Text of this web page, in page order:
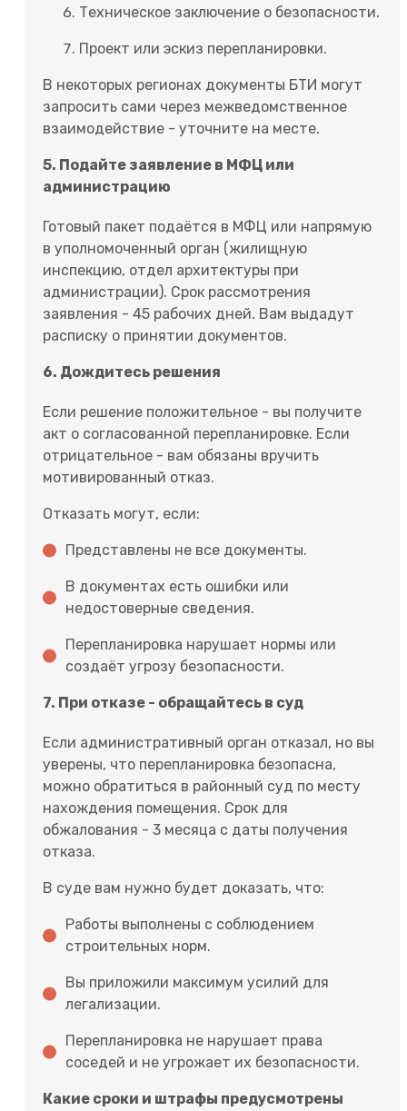
Техническое заключение о безопасности.
Проект или эскиз перепланировки.
В некоторых регионах документы БТИ могут
запросить сами через межведомственное
взаимодействие - уточните на месте.
5. Подайте заявление в МФЦ или
администрацию
Готовый пакет подаётся в МФЦ или напрямую
в уполномоченный орган (жилищную
инспекцию, отдел архитектуры при
администрации). Срок рассмотрения
заявления - 45 рабочих дней. Вам выдадут
расписку о принятии документов.
6. Дождитесь решения
Если решение положительное - вы получите
акт о согласованной перепланировке. Если
отрицательное - вам обязаны вручить
мотивированный отказ.
Отказать могут, если:
Представлены не все документы.
В документах есть ошибки или
недостоверные сведения.
Перепланировка нарушает нормы или
создаёт угрозу безопасности.
7. При отказе - обращайтесь в суд
Если административный орган отказал, но вы
уверены, что перепланировка безопасна,
можно обратиться в районный суд по месту
нахождения помещения. Срок для
обжалования - 3 месяца с даты получения
отказа.
В суде вам нужно будет доказать, что:
Работы выполнены с соблюдением
строительных норм.
Вы приложили максимум усилий для
легализации.
Перепланировка не нарушает права
соседей и не угрожает их безопасности.
Какие сроки и штрафы предусмотрены